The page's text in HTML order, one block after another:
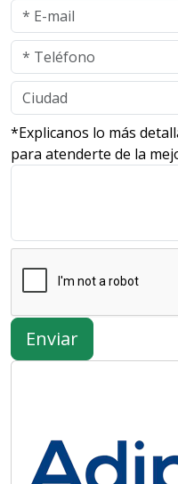
*Explicanos lo más
para atenderte de la
Enviar